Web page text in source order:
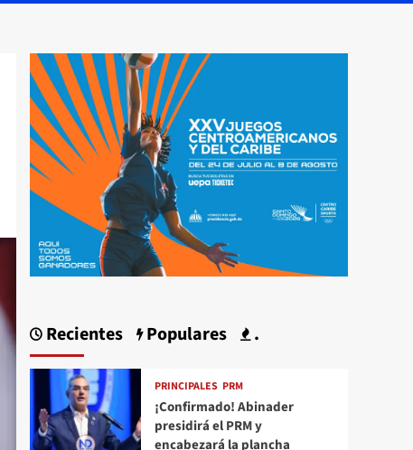
Recientes Populares .
PRINCIPALES PRM
¡Confirmado! Abinader
presidirá el PRM y
encabezará la plancha